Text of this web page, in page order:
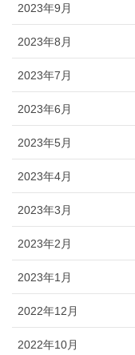
2023年9月
2023年8月
2023年7月
2023年6月
2023年5月
2023年4月
2023年3月
2023年2月
2023年1月
2022年12月
2022年10月